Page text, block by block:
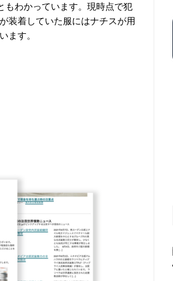
もわかっています。現時点で犯
装着していた服にはナチスが用
ます。